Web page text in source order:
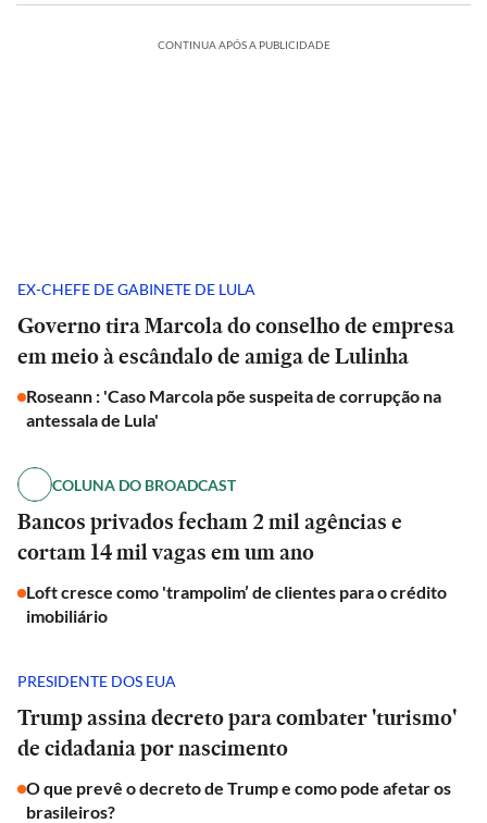
CONTINUA APÓS A PUBLICIDADE
EX-CHEFE DE GABINETE DE LULA
Governo tira Marcola do conselho de empresa
em meio à escândalo de amiga de Lulinha
Roseann : 'Caso Marcola põe suspeita de corrupção na
antessala de Lula'
COLUNA DO BROADCAST
Bancos privados fecham 2 mil agências e
cortam 14 mil vagas em um ano
Loft cresce como 'trampolim’ de clientes para o crédito
imobiliário
PRESIDENTE DOS EUA
Trump assina decreto para combater 'turismo'
de cidadania por nascimento
O que prevê o decreto de Trump e como pode afetar os
brasileiros?